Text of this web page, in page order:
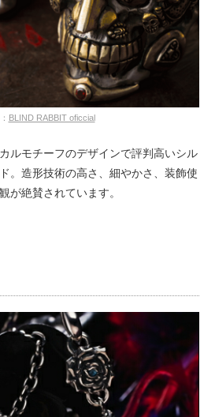
BLIND RABBIT oficcial
ルモチーフのデザインで評判高いシル
。造形技術の高さ、細やかさ、装飾使
が絶賛されています。